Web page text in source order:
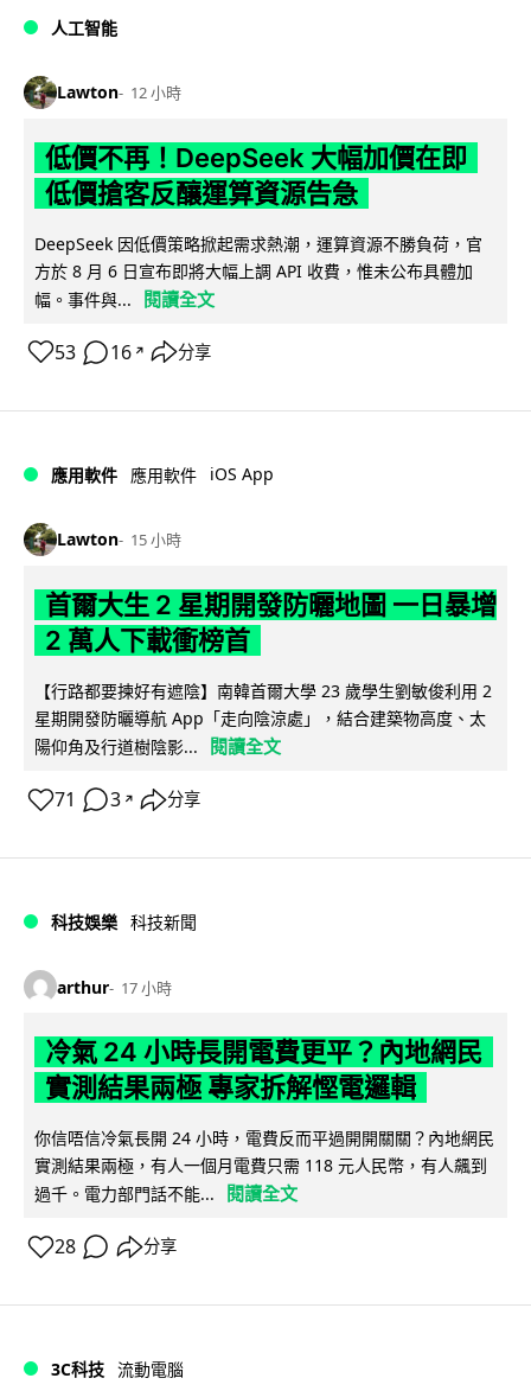
人工智能
Lawton 12 小時
低價不再！DeepSeek 大幅加價在即
低價搶客反釀運算資源告急
DeepSeek 因低價策略掀起需求熱潮，運算資源不勝負荷，官
方於 8 月 6 日宣布即將大幅上調 API 收費，惟未公布具體加
幅。事件與...
閱讀全文
53 16 ↗ 分享
應用軟件 應用軟件 iOS App
Lawton 15 小時
首爾大生 2 星期開發防曬地圖 一日暴增
2 萬人下載衝榜首
【行路都要揀好有遮陰】南韓首爾大學 23 歲學生劉敏俊利用 2
星期開發防曬導航 App「走向陰涼處」，結合建築物高度、太
陽仰角及行道樹陰影...
閱讀全文
71 3 ↗ 分享
科技娛樂 科技新聞
arthur 17 小時
冷氣 24 小時長開電費更平？內地網民
實測結果兩極 專家拆解慳電邏輯
你信唔信冷氣長開 24 小時，電費反而平過開開關關？內地網民
實測結果兩極，有人一個月電費只需 118 元人民幣，有人飆到
過千。電力部門話不能...
閱讀全文
28 分享
3C科技 流動電腦